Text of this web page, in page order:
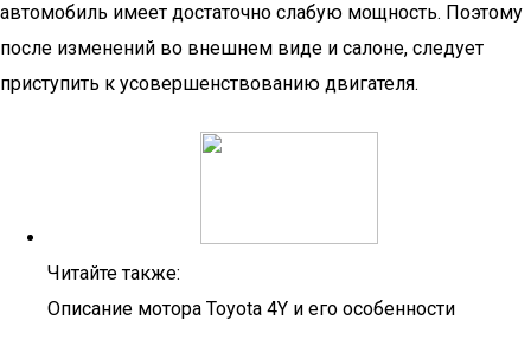
автомобиль имеет достаточно слабую мощность. Поэтому
после изменений во внешнем виде и салоне, следует
приступить к усовершенствованию двигателя.
Читайте также:
Описание мотора Toyota 4Y и его особенности